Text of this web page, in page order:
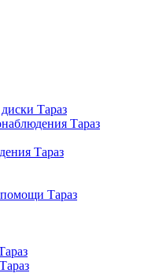
Тараз
Тараз
Тараз
Тараз